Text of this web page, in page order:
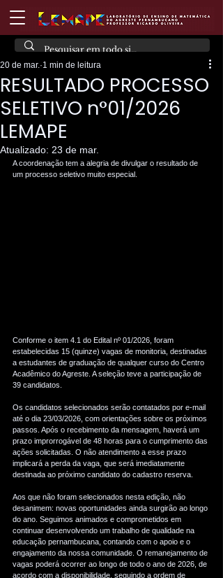
RESULTADO PROCESSO
SELETIVO n°01/2026
LEMAPE
20 de mar. 1 min de leitura
Atualizado: 23 de mar.
A coordenação tem a alegria de divulgar o resultado de
um processo seletivo muito especial.
Conforme o item 4.1 do Edital nº 01/2026, foram
estabelecidas 15 (quinze) vagas de monitoria, destinadas
a estudantes de graduação de qualquer curso do Centro
Acadêmico do Agreste. A seleção teve a participação de
39 candidatos.
Os candidatos selecionados serão contatados por e-mail
até o dia 23/03/2026, com orientações sobre os próximos
passos. Após o recebimento da mensagem, haverá um
prazo improrrogável de 48 horas para o cumprimento das
ações solicitadas. O não atendimento a esse prazo
implicará a perda da vaga, que será imediatamente
destinada ao próximo candidato do cadastro reserva.
Aos que não foram selecionados nesta edição, não
desanimem: novas oportunidades ainda surgirão ao longo
do ano. Seguimos animados e comprometidos em
continuar desenvolvendo um trabalho de qualidade na
educação pernambucana, contando com o apoio e o
engajamento da nossa comunidade. O remanejamento de
vagas poderá ocorrer ao longo de todo o ano de 2026, de
acordo com a disponibilidade, seguindo a ordem de